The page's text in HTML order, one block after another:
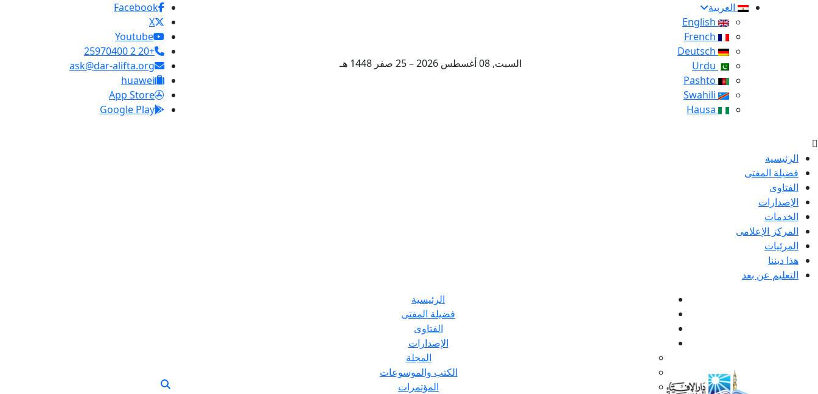
العربية
السبت, 08 أغسطس 2026 – 25 صفر 1448 هـ
Facebook
X
Youtube
+20 2 25970400
ask@dar-alifta.org
huawei
App Store
Google Play
الرئيسية
فضيلة المفتى
الفتاوى
الإصدارات
الخدمات
المركز الإعلامى
المرئيات
هذا ديننا
التعليم عن بعد
الرئيسية
فضيلة المفتى
الفتاوى
الإصدارات
المجلة
الكتب والموسوعات
المؤتمرات